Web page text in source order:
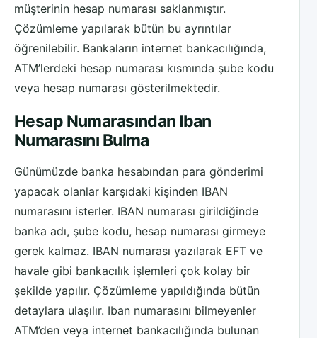
müşterinin hesap numarası saklanmıştır.
Çözümleme yapılarak bütün bu ayrıntılar
öğrenilebilir. Bankaların internet bankacılığında,
ATM’lerdeki hesap numarası kısmında şube kodu
veya hesap numarası gösterilmektedir.
Hesap Numarasından Iban
Numarasını Bulma
Günümüzde banka hesabından para gönderimi
yapacak olanlar karşıdaki kişinden IBAN
numarasını isterler. IBAN numarası girildiğinde
banka adı, şube kodu, hesap numarası girmeye
gerek kalmaz. IBAN numarası yazılarak EFT ve
havale gibi bankacılık işlemleri çok kolay bir
şekilde yapılır. Çözümleme yapıldığında bütün
detaylara ulaşılır. Iban numarasını bilmeyenler
ATM’den veya internet bankacılığında bulunan